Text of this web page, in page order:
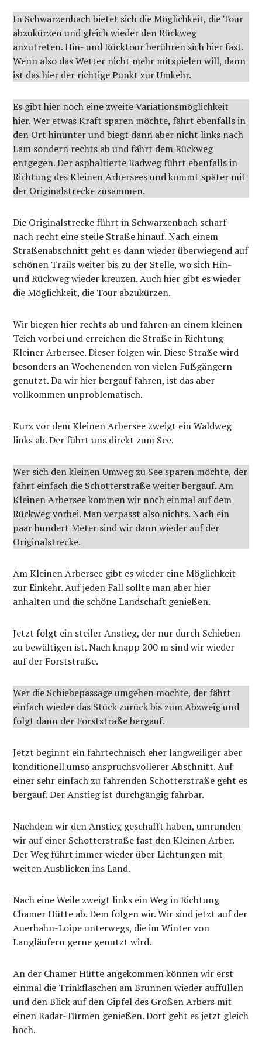
In Schwarzenbach bietet sich die Möglichkeit, die Tour
abzukürzen und gleich wieder den Rückweg
anzutreten. Hin- und Rücktour berühren sich hier fast.
Wenn also das Wetter nicht mehr mitspielen will, dann
ist das hier der richtige Punkt zur Umkehr.
Es gibt hier noch eine zweite Variationsmöglichkeit
hier. Wer etwas Kraft sparen möchte, fährt ebenfalls in
den Ort hinunter und biegt dann aber nicht links nach
Lam sondern rechts ab und fährt dem Rückweg
entgegen. Der asphaltierte Radweg führt ebenfalls in
Richtung des Kleinen Arbersees und kommt später mit
der Originalstrecke zusammen.
Die Originalstrecke führt in Schwarzenbach scharf
nach recht eine steile Straße hinauf. Nach einem
Straßenabschnitt geht es dann wieder überwiegend auf
schönen Trails weiter bis zu der Stelle, wo sich Hin-
und Rückweg wieder kreuzen. Auch hier gibt es wieder
die Möglichkeit, die Tour abzukürzen.
Wir biegen hier rechts ab und fahren an einem kleinen
Teich vorbei und erreichen die Straße in Richtung
Kleiner Arbersee. Dieser folgen wir. Diese Straße wird
besonders an Wochenenden von vielen Fußgängern
genutzt. Da wir hier bergauf fahren, ist das aber
vollkommen unproblematisch.
Kurz vor dem Kleinen Arbersee zweigt ein Waldweg
links ab. Der führt uns direkt zum See.
Wer sich den kleinen Umweg zu See sparen möchte, der
fährt einfach die Schotterstraße weiter bergauf. Am
Kleinen Arbersee kommen wir noch einmal auf dem
Rückweg vorbei. Man verpasst also nichts. Nach ein
paar hundert Meter sind wir dann wieder auf der
Originalstrecke.
Am Kleinen Arbersee gibt es wieder eine Möglichkeit
zur Einkehr. Auf jeden Fall sollte man aber hier
anhalten und die schöne Landschaft genießen.
Jetzt folgt ein steiler Anstieg, der nur durch Schieben
zu bewältigen ist. Nach knapp 200 m sind wir wieder
auf der Forststraße.
Wer die Schiebepassage umgehen möchte, der fährt
einfach wieder das Stück zurück bis zum Abzweig und
folgt dann der Forststraße bergauf.
Jetzt beginnt ein fahrtechnisch eher langweiliger aber
konditionell umso anspruchsvollerer Abschnitt. Auf
einer sehr einfach zu fahrenden Schotterstraße geht es
bergauf. Der Anstieg ist durchgängig fahrbar.
Nachdem wir den Anstieg geschafft haben, umrunden
wir auf einer Schotterstraße fast den Kleinen Arber.
Der Weg führt immer wieder über Lichtungen mit
weiten Ausblicken ins Land.
Nach eine Weile zweigt links ein Weg in Richtung
Chamer Hütte ab. Dem folgen wir. Wir sind jetzt auf der
Auerhahn-Loipe unterwegs, die im Winter von
Langläufern gerne genutzt wird.
An der Chamer Hütte angekommen können wir erst
einmal die Trinkflaschen am Brunnen wieder auffüllen
und den Blick auf den Gipfel des Großen Arbers mit
einen Radar-Türmen genießen. Dort geht es jetzt gleich
hoch.